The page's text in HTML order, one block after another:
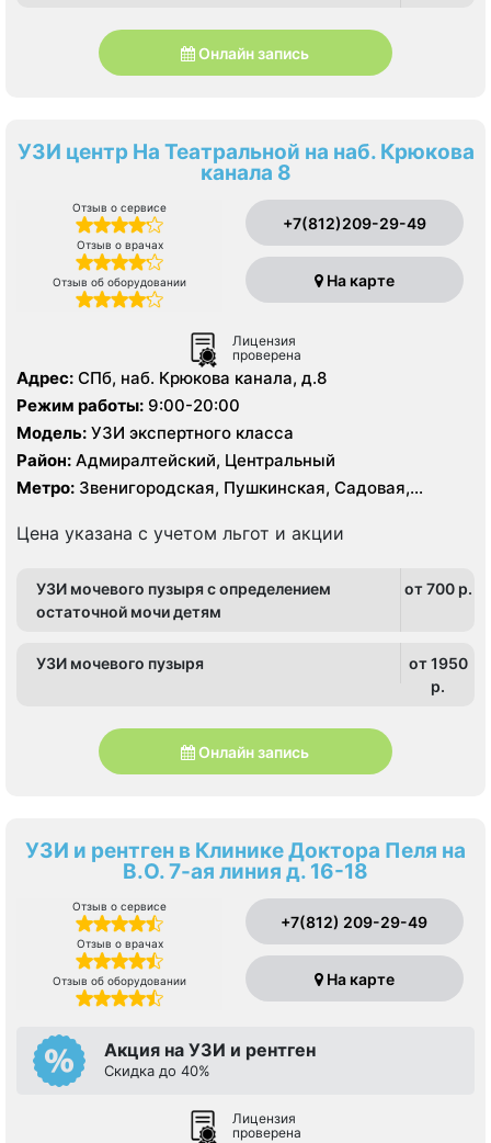
Онлайн запись
УЗИ центр На Театральной на наб. Крюкова
канала 8
Отзыв о сервисе
Отзыв о врачах
Отзыв об оборудовании
+7(812)209-29-49
На карте
Лицензия
проверена
Адрес: СПб, наб. Крюкова канала, д.8
Режим работы: 9:00-20:00
Модель: УЗИ экспертного класса
Район: Адмиралтейский, Центральный
Метро: Звенигородская, Пушкинская, Садовая,
институт
Цена указана с учетом льгот и акции
УЗИ мочевого пузыря с определением
остаточной мочи детям
от 700 p.
УЗИ мочевого пузыря
от 1950
p.
Онлайн запись
УЗИ и рентген в Клинике Доктора Пеля на
В.О. 7-ая линия д. 16-18
Отзыв о сервисе
Отзыв о врачах
Отзыв об оборудовании
+7(812) 209-29-49
На карте
Акция на УЗИ и рентген
Скидка до 40%
Лицензия
проверена